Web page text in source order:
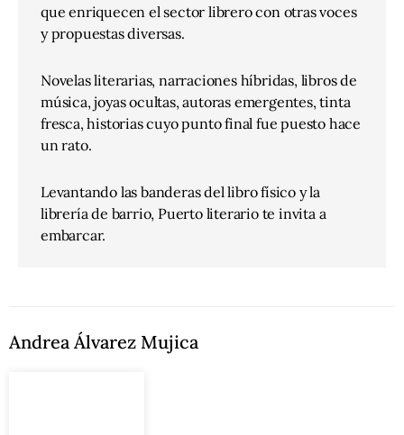
que enriquecen el sector librero con otras voces
y propuestas diversas.
Novelas literarias, narraciones híbridas, libros de
música, joyas ocultas, autoras emergentes, tinta
fresca, historias cuyo punto final fue puesto hace
un rato.
Levantando las banderas del libro físico y la
librería de barrio, Puerto literario te invita a
embarcar.
Andrea Álvarez Mujica